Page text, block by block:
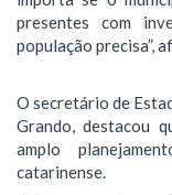
presentes com
população precisa”,
O secretário de
Grando, destacou
amplo
catarinense.